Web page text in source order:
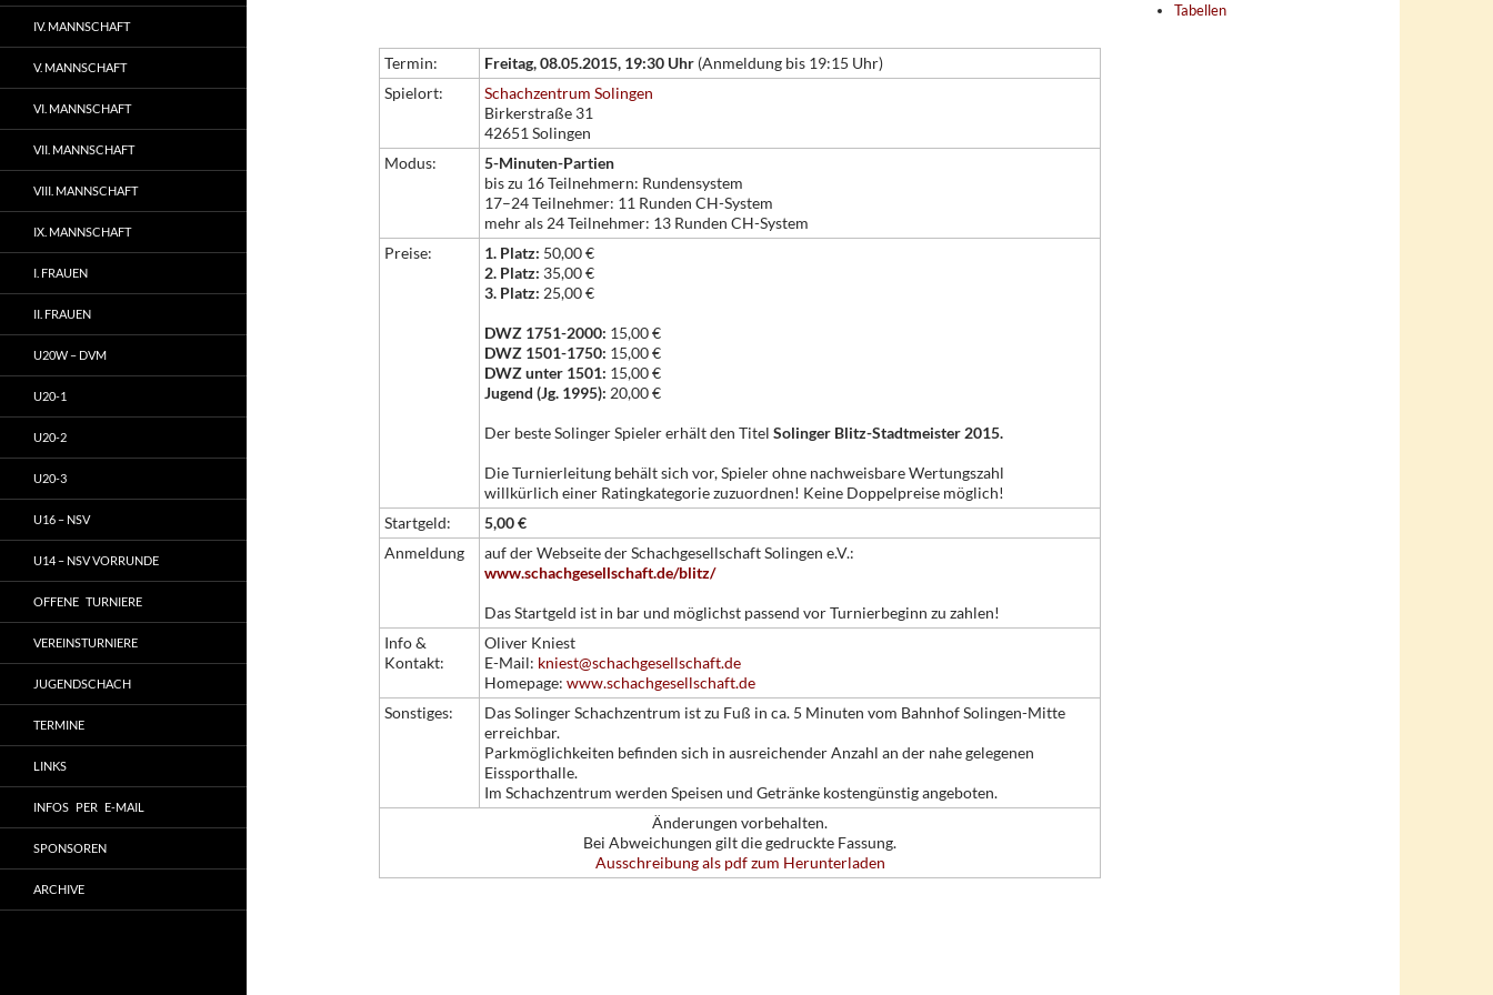
Tabellen
Termin: Freitag, 08.05.2015, 19:30 Uhr (Anmeldung bis 19:15 Uhr)
Spielort:
Schachzentrum Solingen
Birkerstraße 31
42651 Solingen
Modus:
5-Minuten-Partien
bis zu 16 Teilnehmern: Rundensystem
17–24 Teilnehmer: 11 Runden CH-System
mehr als 24 Teilnehmer: 13 Runden CH-System
Preise:
1. Platz: 50,00 €
2. Platz: 35,00 €
3. Platz: 25,00 €
DWZ 1751-2000: 15,00 €
DWZ 1501-1750: 15,00 €
DWZ unter 1501: 15,00 €
Jugend (Jg. 1995): 20,00 €
Der beste Solinger Spieler erhält den Titel Solinger Blitz-Stadtmeister 2015.
Die Turnierleitung behält sich vor, Spieler ohne nachweisbare Wertungszahl
willkürlich einer Ratingkategorie zuzuordnen! Keine Doppelpreise möglich!
Startgeld:
5,00 €
Anmeldung
auf der Webseite der Schachgesellschaft Solingen e.V.:
www.schachgesellschaft.de/blitz/
Das Startgeld ist in bar und möglichst passend vor Turnierbeginn zu zahlen!
Info &
Kontakt:
Oliver Kniest
E-Mail: kniest@schachgesellschaft.de
Homepage: www.schachgesellschaft.de
Sonstiges:
Das Solinger Schachzentrum ist zu Fuß in ca. 5 Minuten vom Bahnhof Solingen-Mitte
erreichbar.
Parkmöglichkeiten befinden sich in ausreichender Anzahl an der nahe gelegenen
Eissporthalle.
Im Schachzentrum werden Speisen und Getränke kostengünstig angeboten.
Änderungen vorbehalten.
Bei Abweichungen gilt die gedruckte Fassung.
Ausschreibung als pdf zum Herunterladen
IV. MANNSCHAFT
V. MANNSCHAFT
VI. MANNSCHAFT
VII. MANNSCHAFT
VIII. MANNSCHAFT
IX. MANNSCHAFT
I. FRAUEN
II. FRAUEN
U20W – DVM
U20-1
U20-2
U20-3
U16 – NSV
U14 – NSV VORRUNDE
OFFENE TURNIERE
VEREINSTURNIERE
JUGENDSCHACH
TERMINE
LINKS
INFOS PER E-MAIL
SPONSOREN
ARCHIVE